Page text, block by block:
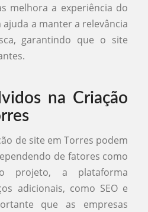
melhora a experiência do
a manter a relevância
garantindo que o site
na Criação
de site em Torres podem
de fatores como
projeto, a plataforma
adicionais, como SEO e
que as empresas